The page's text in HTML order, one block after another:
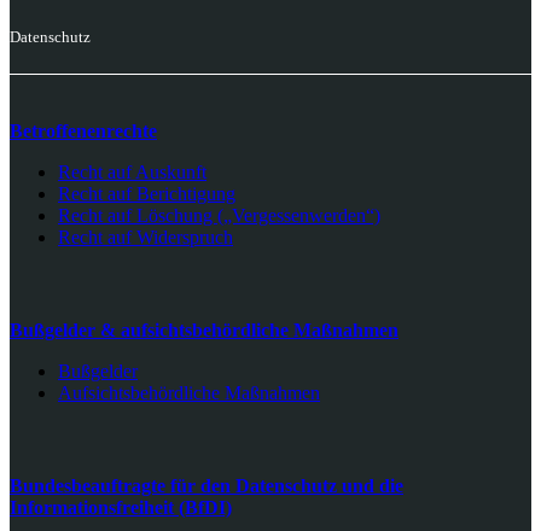
Datenschutz
Betroffenenrechte
Recht auf Auskunft
Recht auf Berichtigung
Recht auf Löschung („Vergessenwerden“)
Recht auf Widerspruch
Bußgelder & aufsichtsbehördliche Maßnahmen
Bußgelder
Aufsichtsbehördliche Maßnahmen
Bundesbeauftragte für den Datenschutz und die
Informationsfreiheit (BfDI)